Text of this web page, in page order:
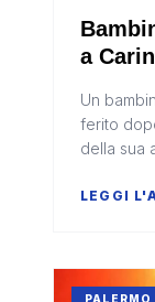
a
Un
ferito
della sua
LEGGI
PALERMO